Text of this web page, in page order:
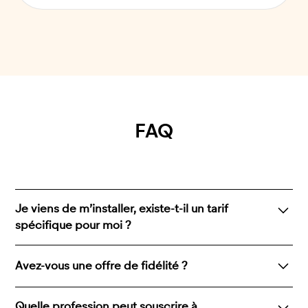
FAQ
Je viens de m’installer, existe-t-il un tarif
spécifique pour moi ?
mois), nous proposons une offre moitié prix, à 150€
TTC / mois.
Avez-vous une offre de fidélité ?